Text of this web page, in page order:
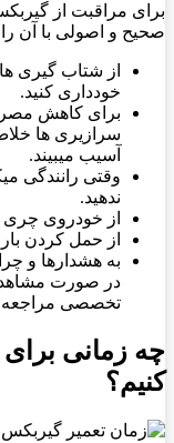
برای مراقبت از
صحیح و اصولی با آن را
از شتاب گیری
خودداری کنید.
برای کاهش
سرازیری ها
آسیب میبیند.
وقتی رانندگی
ندهید.
از خودروی چری
از حمل کردن
به هشدارها و
در صورت مشاهده
تخصصی مراجعه
چه زمانی
کنیم؟